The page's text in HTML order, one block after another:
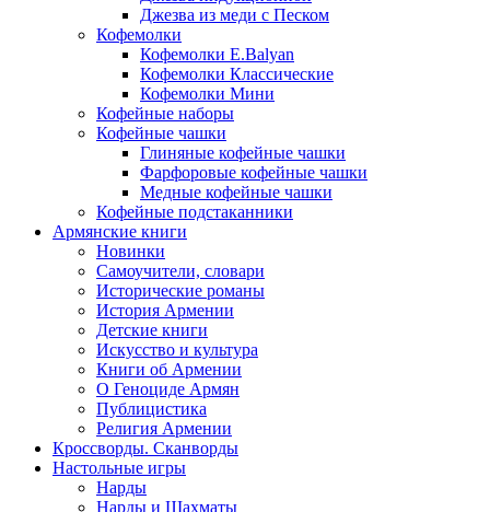
Джезва из меди с Песком
Кофемолки
Кофемолки E.Balyan
Кофемолки Классические
Кофемолки Мини
Кофейные наборы
Кофейные чашки
Глиняные кофейные чашки
Фарфоровые кофейные чашки
Медные кофейные чашки
Кофейные подстаканники
Армянские книги
Новинки
Самоучители, словари
Исторические романы
История Армении
Детские книги
Иcкусство и культура
Книги об Армении
О Геноциде Армян
Публицистика
Религия Армении
Кроссворды. Сканворды
Настольные игры
Нарды
Нарды и Шахматы